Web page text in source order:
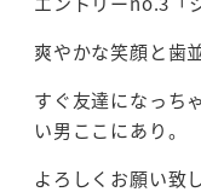
爽やかな笑顔と歯
すぐ友達になっち
い男ここにあり。
よろしくお願い致